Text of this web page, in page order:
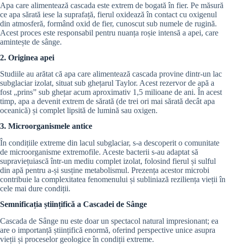
Apa care alimentează cascada este extrem de bogată în fier. Pe măsură
ce apa sărată iese la suprafață, fierul oxidează în contact cu oxigenul
din atmosferă, formând oxid de fier, cunoscut sub numele de rugină.
Acest proces este responsabil pentru nuanța roșie intensă a apei, care
amintește de sânge.
2. Originea apei
Studiile au arătat că apa care alimentează cascada provine dintr-un lac
subglaciar izolat, situat sub ghețarul Taylor. Acest rezervor de apă a
fost „prins” sub ghețar acum aproximativ 1,5 milioane de ani. În acest
timp, apa a devenit extrem de sărată (de trei ori mai sărată decât apa
oceanică) și complet lipsită de lumină sau oxigen.
3. Microorganismele antice
În condițiile extreme din lacul subglaciar, s-a descoperit o comunitate
de microorganisme extremofile. Aceste bacterii s-au adaptat să
supraviețuiască într-un mediu complet izolat, folosind fierul și sulful
din apă pentru a-și susține metabolismul. Prezența acestor microbi
contribuie la complexitatea fenomenului și subliniază reziliența vieții în
cele mai dure condiții.
Semnificația științifică a Cascadei de Sânge
Cascada de Sânge nu este doar un spectacol natural impresionant; ea
are o importanță științifică enormă, oferind perspective unice asupra
vieții și proceselor geologice în condiții extreme.